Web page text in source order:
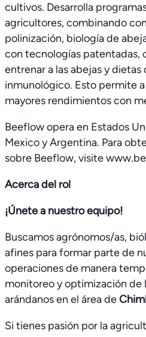
cultivos. Desarrolla
agricultores, combinando
polinización, biología de
con tecnologías patentadas,
entrenar a las abejas y
inmunológico. Esto permite
mayores rendimientos con
Beeflow opera en Estados
Mexico y Argentina. Para
sobre Beeflow, visite
Acerca del rol
¡Únete a nuestro equipo!
Buscamos agrónomos/as,
afines para formar parte de
operaciones de manera
monitoreo y optimización de
arándanos en el área de
Si tienes pasión por la